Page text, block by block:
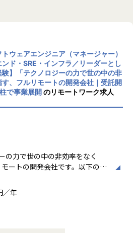
ウェアエンジニア（マネージャー）
ド・SRE・インフラ／リーダーとし
】「テクノロジーの力で世の中の非
、フルリモートの開発会社｜受託開
で事業展開のリモートワーク求人
力で世の中の非効率をなく
ートの開発会社です。以下の2
・バックエンド・インフラを横
ラウド構築
」：AIとの会話によってフォー
から業務の自動化までを実現す
／年